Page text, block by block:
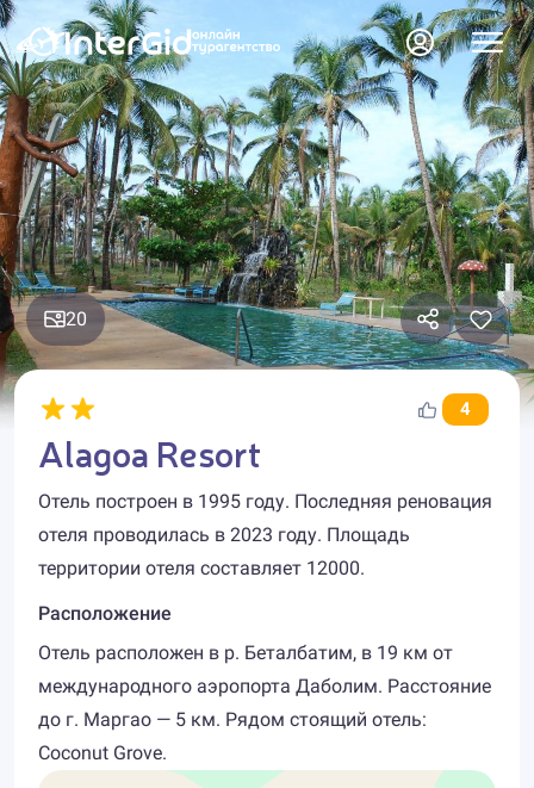
20
4
Alagoa Resort
Отель построен в 1995 году. Последняя реновация
отеля проводилась в 2023 году. Площадь
территории отеля составляет 12000.
Расположение
Отель расположен в р. Беталбатим, в 19 км от
международного аэропорта Даболим. Расстояние
до г. Маргао — 5 км. Рядом стоящий отель:
Coconut Grove.